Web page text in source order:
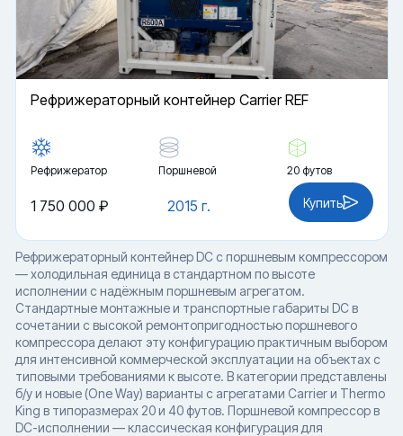
Рефрижераторный контейнер Carrier REF
Рефрижератор Поршневой 20 футов
2015 г.
1 750 000 ₽ Купить
Рефрижераторный контейнер DC с поршневым компрессором
— холодильная единица в стандартном по высоте
исполнении с надёжным поршневым агрегатом.
Стандартные монтажные и транспортные габариты DC в
сочетании с высокой ремонтопригодностью поршневого
компрессора делают эту конфигурацию практичным выбором
для интенсивной коммерческой эксплуатации на объектах с
типовыми требованиями к высоте. В категории представлены
б/у и новые (One Way) варианты с агрегатами Carrier и Thermo
King в типоразмерах 20 и 40 футов. Поршневой компрессор в
DC-исполнении — классическая конфигурация для